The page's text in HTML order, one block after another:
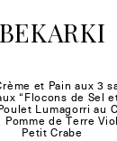
BEKARKI
et Pain aux 3
“Flocons de Sel
Lumagorri au
Pomme de Terre
Petit Crabe